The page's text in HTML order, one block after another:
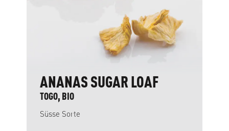
ANANAS SUGAR LOAF
TOGO, BIO
Süsse Sorte